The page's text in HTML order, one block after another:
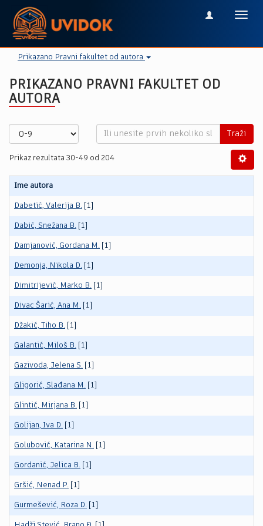
Prikazano Pravni fakultet od autora
PRIKAZANO PRAVNI FAKULTET OD
AUTORA
Traži
Prikaz rezultata 30-49 od 204
Ime autora
Dabetić, Valerija B. [1]
Dabić, Snežana B. [1]
Damjanović, Gordana M. [1]
Demonja, Nikola D. [1]
Dimitrijević, Marko B. [1]
Divac Šarić, Ana M. [1]
Džakić, Tiho B. [1]
Galantić, Miloš B. [1]
Gazivoda, Jelena S. [1]
Gligorić, Slađana M. [1]
Glintić, Mirjana B. [1]
Golijan, Iva D. [1]
Golubović, Katarina N. [1]
Gordanić, Jelica B. [1]
Gršić, Nenad P. [1]
Gurmešević, Roza D. [1]